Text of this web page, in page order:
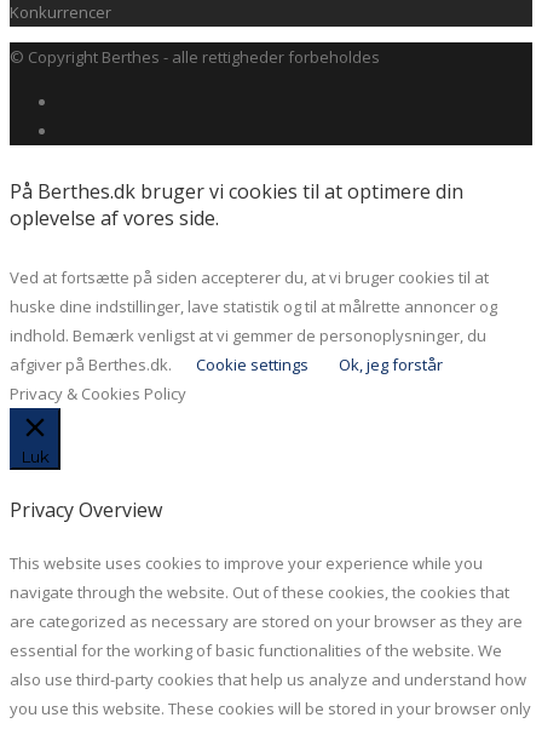
Konkurrencer
© Copyright Berthes - alle rettigheder forbeholdes
På Berthes.dk bruger vi cookies til at optimere din
oplevelse af vores side.
Ved at fortsætte på siden accepterer du, at vi bruger cookies til at
huske dine indstillinger, lave statistik og til at målrette annoncer og
indhold. Bemærk venligst at vi gemmer de personoplysninger, du
afgiver på Berthes.dk.
Cookie settings
Ok, jeg forstår
Privacy & Cookies Policy
Luk
Privacy Overview
This website uses cookies to improve your experience while you
navigate through the website. Out of these cookies, the cookies that
are categorized as necessary are stored on your browser as they are
essential for the working of basic functionalities of the website. We
also use third-party cookies that help us analyze and understand how
you use this website. These cookies will be stored in your browser only